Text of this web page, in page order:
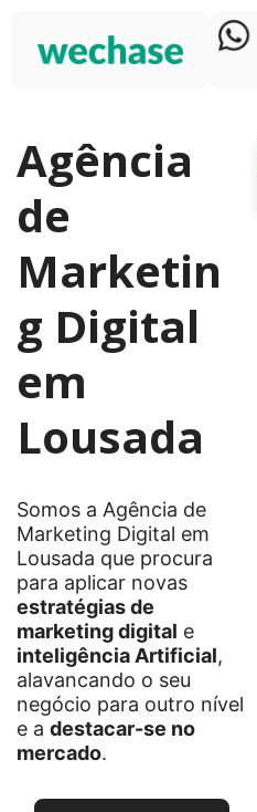
Agência
de
Marketin
g Digital
em
Lousada
Somos a Agência de
Marketing Digital em
Lousada que procura
para aplicar novas
estratégias de
marketing digital e
inteligência Artificial,
alavancando o seu
negócio para outro nível
e a destacar-se no
mercado.